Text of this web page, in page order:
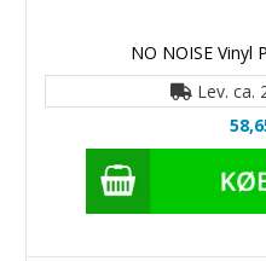
NO NOISE
Lev. ca.